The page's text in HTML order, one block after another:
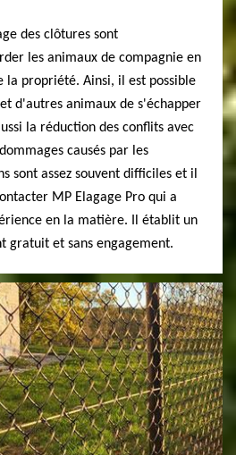
des clôtures sont
les animaux de compagnie en
propriété. Ainsi, il est possible
d'autres animaux de s'échapper
la réduction des conflits avec
causés par les
sont assez souvent difficiles et il
MP Elagage Pro qui a
en la matière. Il établit un
gratuit et sans engagement.